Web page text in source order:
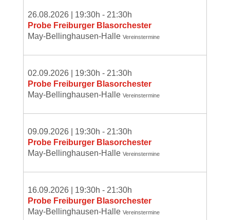
26.08.2026 19:30h - 21:30h
Probe Freiburger Blasorchester
May-Bellinghausen-Halle Vereinstermine
02.09.2026 19:30h - 21:30h
Probe Freiburger Blasorchester
May-Bellinghausen-Halle Vereinstermine
09.09.2026 19:30h - 21:30h
Probe Freiburger Blasorchester
May-Bellinghausen-Halle Vereinstermine
16.09.2026 19:30h - 21:30h
Probe Freiburger Blasorchester
May-Bellinghausen-Halle Vereinstermine